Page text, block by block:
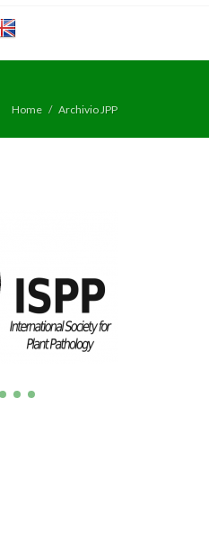
Home Archivio JPP